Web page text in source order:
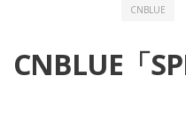
CNBLUE
CNBLUE「